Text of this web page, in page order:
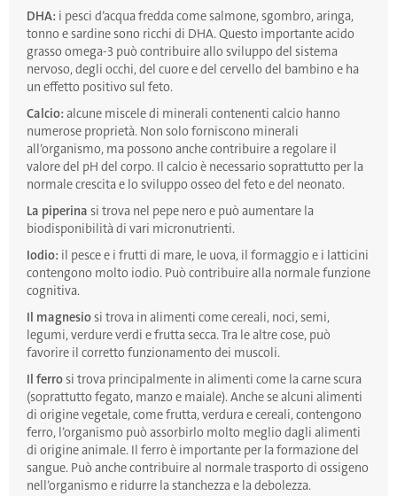
DHA: i pesci d’acqua fredda come salmone, sgombro, aringa,
tonno e sardine sono ricchi di DHA. Questo importante acido
grasso omega-3 può contribuire allo sviluppo del sistema
nervoso, degli occhi, del cuore e del cervello del bambino e ha
un effetto positivo sul feto.
Calcio: alcune miscele di minerali contenenti calcio hanno
numerose proprietà. Non solo forniscono minerali
all’organismo, ma possono anche contribuire a regolare il
valore del pH del corpo. Il calcio è necessario soprattutto per la
normale crescita e lo sviluppo osseo del feto e del neonato.
La piperina si trova nel pepe nero e può aumentare la
biodisponibilità di vari micronutrienti.
Iodio: il pesce e i frutti di mare, le uova, il formaggio e i latticini
contengono molto iodio. Può contribuire alla normale funzione
cognitiva.
Il magnesiosi trova in alimenti come cereali, noci, semi,
legumi, verdure verdi e frutta secca. Tra le altre cose, può
favorire il corretto funzionamento dei muscoli.
Il ferrosi trova principalmente in alimenti come la carne scura
(soprattutto fegato, manzo e maiale). Anche se alcuni alimenti
di origine vegetale, come frutta, verdura e cereali, contengono
ferro, l’organismo può assorbirlo molto meglio dagli alimenti
di origine animale. Il ferro è importante per la formazione del
sangue. Può anche contribuire al normale trasporto di ossigeno
nell’organismo e ridurre la stanchezza e la debolezza.